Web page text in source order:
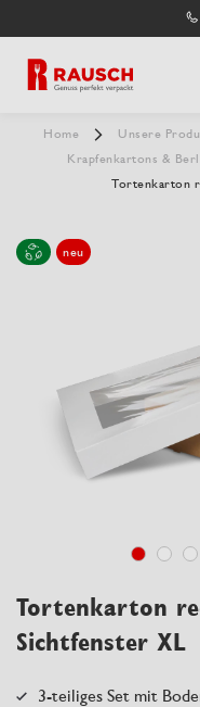
Home Unsere
Krapfenkartons &
Tortenkarton
neu
Tortenkarton
Sichtfenster XL
3-teiliges Set mit